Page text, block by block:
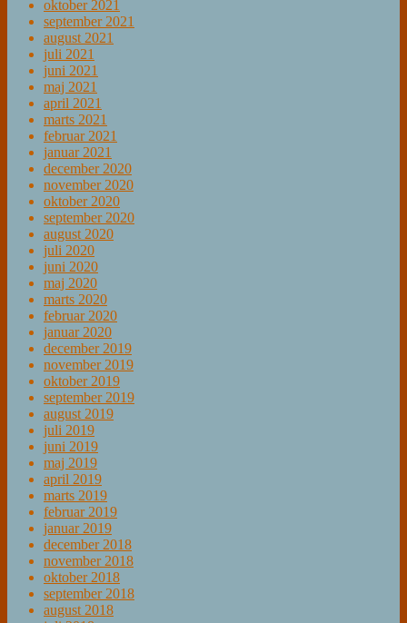
oktober 2021
september 2021
august 2021
juli 2021
juni 2021
maj 2021
april 2021
marts 2021
februar 2021
januar 2021
december 2020
november 2020
oktober 2020
september 2020
august 2020
juli 2020
juni 2020
maj 2020
marts 2020
februar 2020
januar 2020
december 2019
november 2019
oktober 2019
september 2019
august 2019
juli 2019
juni 2019
maj 2019
april 2019
marts 2019
februar 2019
januar 2019
december 2018
november 2018
oktober 2018
september 2018
august 2018